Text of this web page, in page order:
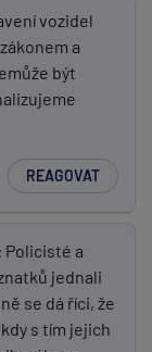
vozidel
a
být
REAGOVAT
Policisté a
jednali
se dá říci, že
s tím jejich